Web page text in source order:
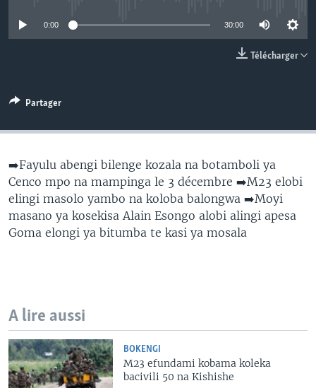
SCIENCE/TECHNOLOGIE
0:00 30:00
Télécharger
Partager
➡️Fayulu abengi bilenge kozala na botamboli ya
Cenco mpo na mampinga le 3 décembre ➡️M23 elobi
elingi masolo yambo na koloba balongwa ➡️Moyi
masano ya kosekisa Alain Esongo alobi alingi apesa
Goma elongi ya bitumba te kasi ya mosala
A lire aussi
BOKENGI
M23 efundami kobama koleka
bacivili 50 na Kishishe